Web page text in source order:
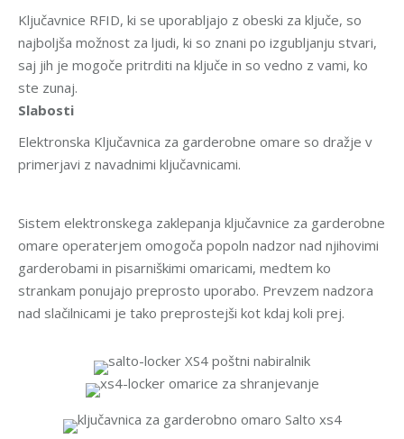
Ključavnice RFID, ki se uporabljajo z obeski za ključe, so
najboljša možnost za ljudi, ki so znani po izgubljanju stvari,
saj jih je mogoče pritrditi na ključe in so vedno z vami, ko
ste zunaj.
Slabosti
Elektronska Ključavnica za garderobne omare so dražje v
primerjavi z navadnimi ključavnicami.
Sistem elektronskega zaklepanja ključavnice za garderobne
omare operaterjem omogoča popoln nadzor nad njihovimi
garderobami in pisarniškimi omaricami, medtem ko
strankam ponujajo preprosto uporabo. Prevzem nadzora
nad slačilnicami je tako preprostejši kot kdaj koli prej.